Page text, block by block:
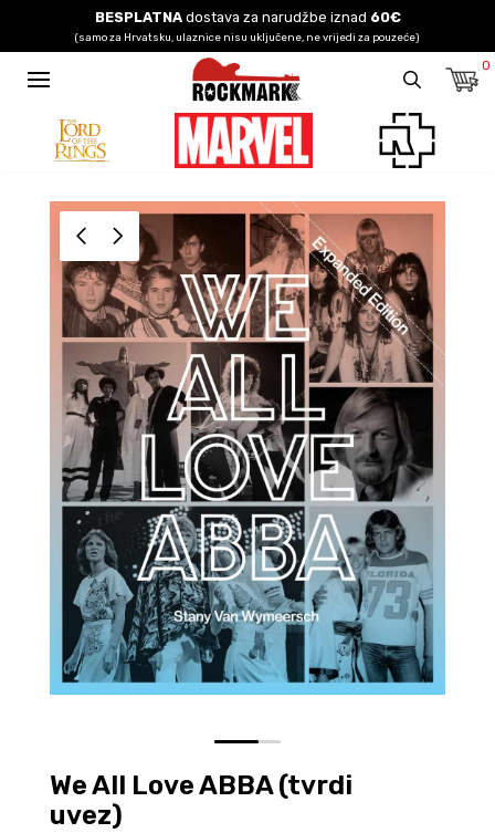
BESPLATNAdostava za narudžbe iznad 60€
(samo za Hrvatsku, ulaznice nisu uključene, ne vrijedi za pouzeće)
0
0 1
We All Love ABBA (tvrdi
uvez)